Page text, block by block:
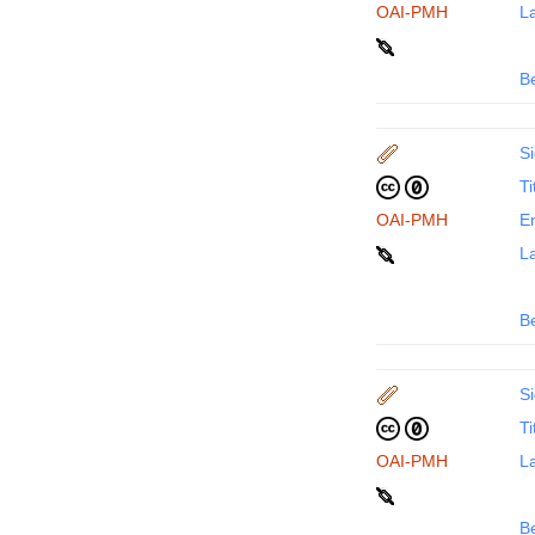
OAI-PMH
OAI-PMH
OAI-PMH